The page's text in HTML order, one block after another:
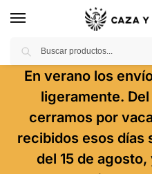
En verano los
ligeramente. Del
cerramos por
recibidos esos días
del 15 de